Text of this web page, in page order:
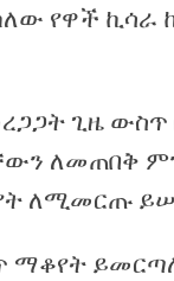
የዋች
ጊዜ
ለመጠበቅ
ለሚመርጡ
ማቆየት